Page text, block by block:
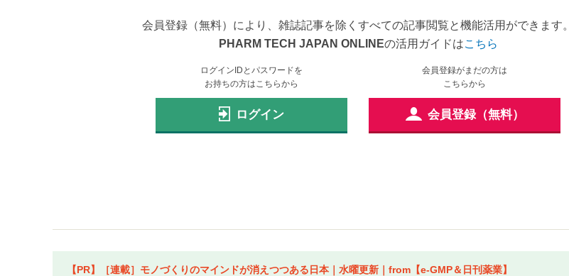
会員登録（無料）により、雑誌記事を除くすべての記事閲覧と機能活用ができます。
PHARM TECH JAPAN ONLINEの活用ガイドはこちら
ログインIDとパスワードを
お持ちの方はこちらから
ログイン
会員登録がまだの方は
こちらから
会員登録（無料）
【PR】［連載］モノづくりのマインドが消えつつある日本｜水曜更新｜from【e-GMP＆日刊薬業】